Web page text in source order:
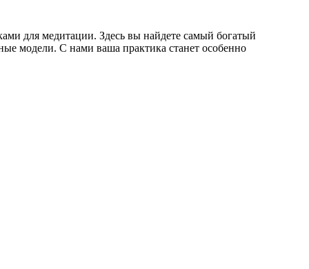
для медитации. Здесь вы найдете самый богатый
модели. С нами ваша практика станет особенно